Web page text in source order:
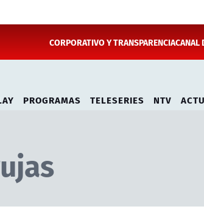
CORPORATIVO Y TRANSPARENCIACANAL
PROGRAMAS TELESERIES NTV